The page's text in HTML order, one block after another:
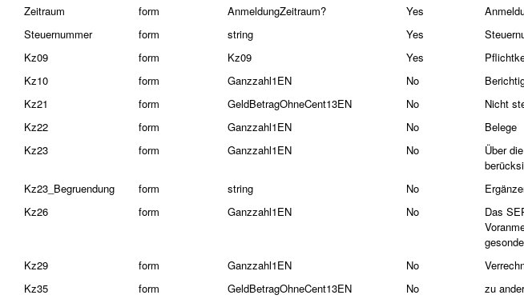
Zeitraum
form AnmeldungZeitraum? Yes
Steuernummer
form string Yes
Kz09
form Kz09 Yes
Kz10
form Ganzzahl1EN No
Kz21
form GeldBetragOhneCent13EN No
Nicht
Kz22
form Ganzzahl1EN No
Belege
Kz23
form Ganzzahl1EN No
Über
Kz23_Begruendung
form string No
Kz26
form Ganzzahl1EN No
Das
Kz29
form Ganzzahl1EN No
Kz35
form GeldBetragOhneCent13EN No
zu